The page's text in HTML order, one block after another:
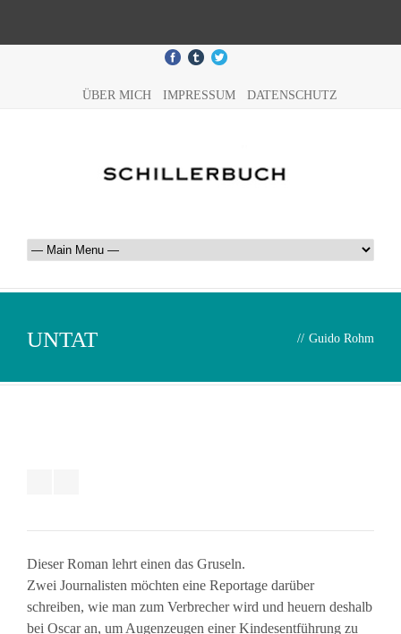
ÜBER MICH IMPRESSUM DATENSCHUTZ
UNTAT // Guido Rohm
Dieser Roman lehrt einen das Gruseln.
Zwei Journalisten möchten eine Reportage darüber
schreiben, wie man zum Verbrecher wird und heuern deshalb
bei Oscar an, um Augenzeugen einer Kindesentführung zu